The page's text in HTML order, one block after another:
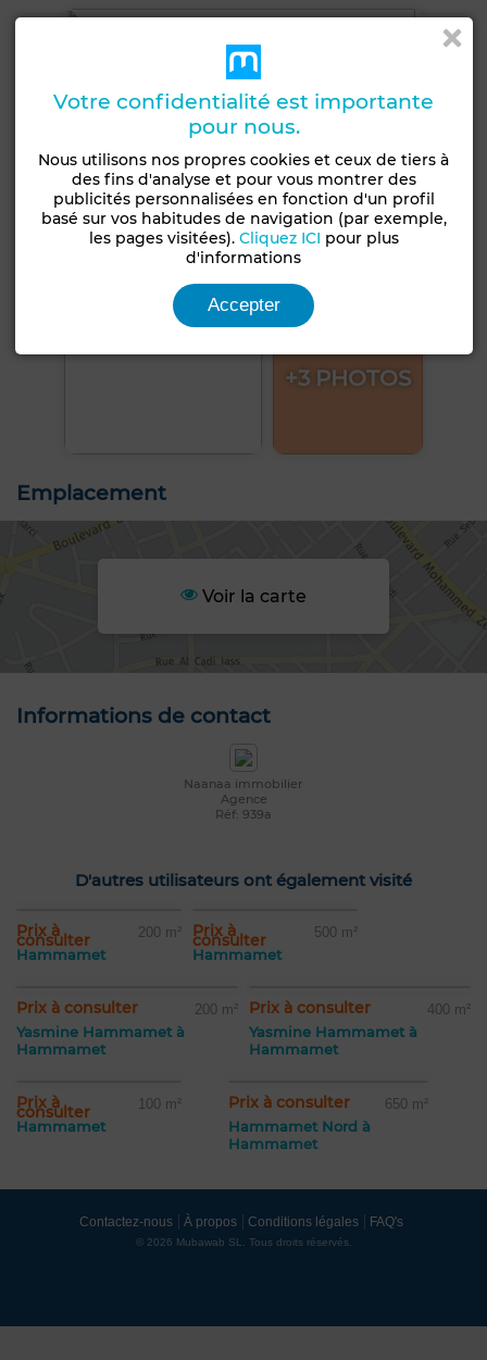
+3 PHOTOS
Emplacement
Voir la carte
Informations de contact
Naanaa immobilier
Agence
Réf: 939a
D'autres utilisateurs ont également visité
Prix à
consulter 200 m²
Hammamet
Prix à
consulter 500 m²
Hammamet
Prix à consulter 200 m²
Yasmine Hammamet à
Hammamet
Prix à consulter 400 m²
Yasmine Hammamet à
Hammamet
Prix à
consulter 100 m²
Hammamet
Prix à consulter 650 m²
Hammamet Nord à
Hammamet
Contactez-nous À propos Conditions légales FAQ's
© 2026 Mubawab SL. Tous droits réservés.
Votre confidentialité est importante
pour nous.
Nous utilisons nos propres cookies et ceux de tiers à
des fins d'analyse et pour vous montrer des
publicités personnalisées en fonction d'un profil
basé sur vos habitudes de navigation (par exemple,
les pages visitées). Cliquez ICI pour plus
d'informations
Accepter